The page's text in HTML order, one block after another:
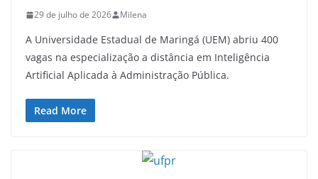
29 de julho de 2026 Milena
A Universidade Estadual de Maringá (UEM) abriu 400
vagas na especialização a distância em Inteligência
Artificial Aplicada à Administração Pública.
Read More